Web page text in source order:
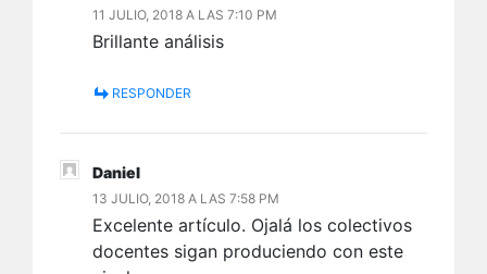
11 JULIO, 2018 A LAS 7:10 PM
Brillante análisis
RESPONDER
Daniel
13 JULIO, 2018 A LAS 7:58 PM
Excelente artículo. Ojalá los colectivos
docentes sigan produciendo con este